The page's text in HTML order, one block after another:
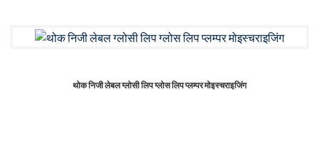
थोक निजी लेबल ग्लोसी लिप ग्लोस लिप प्लम्पर मोइस्चराइजिंग